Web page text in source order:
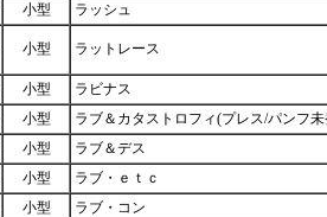
小型 ラッシュ
小型 ラットレース
小型
ラビナス
小型
ラブ＆カタストロフィ(プレス/パンフ
小型
ラブ＆デス
小型
ラブ・ｅｔｃ
小型
ラブ・コン